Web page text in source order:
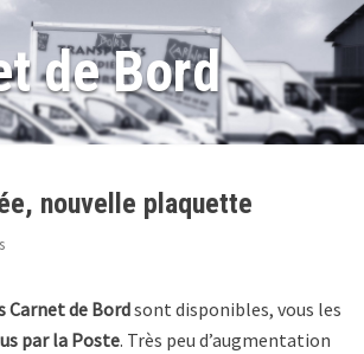
de Bord
nouvelle plaquette
Carnet de Bordsont disponibles, vous les
par la Poste. Très peu d’augmentation